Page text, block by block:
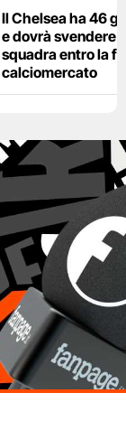
Il Chelsea ha 46
e dovrà svendere
squadra entro la
calciomercato